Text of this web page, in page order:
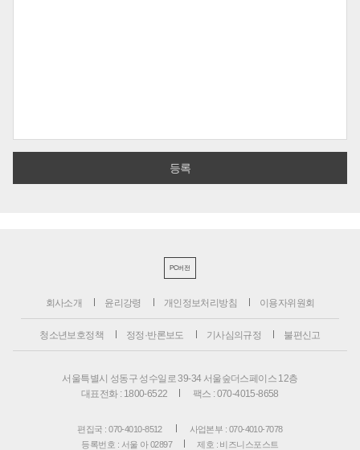
PC버전
회사소개 윤리강령 개인정보처리방침 이용자위원회
청소년보호정책 정정·반론보도 기사심의규정 불편신고
서울특별시 성동구 성수일로 39-34 서울숲더스페이스 12층
대표전화 : 1800-6522
팩스 : 070-4015-8658
편집국 : 070-4010-8512
사업본부 : 070-4010-7078
등록번호 : 서울 아 02897
제호 : 비즈니스포스트